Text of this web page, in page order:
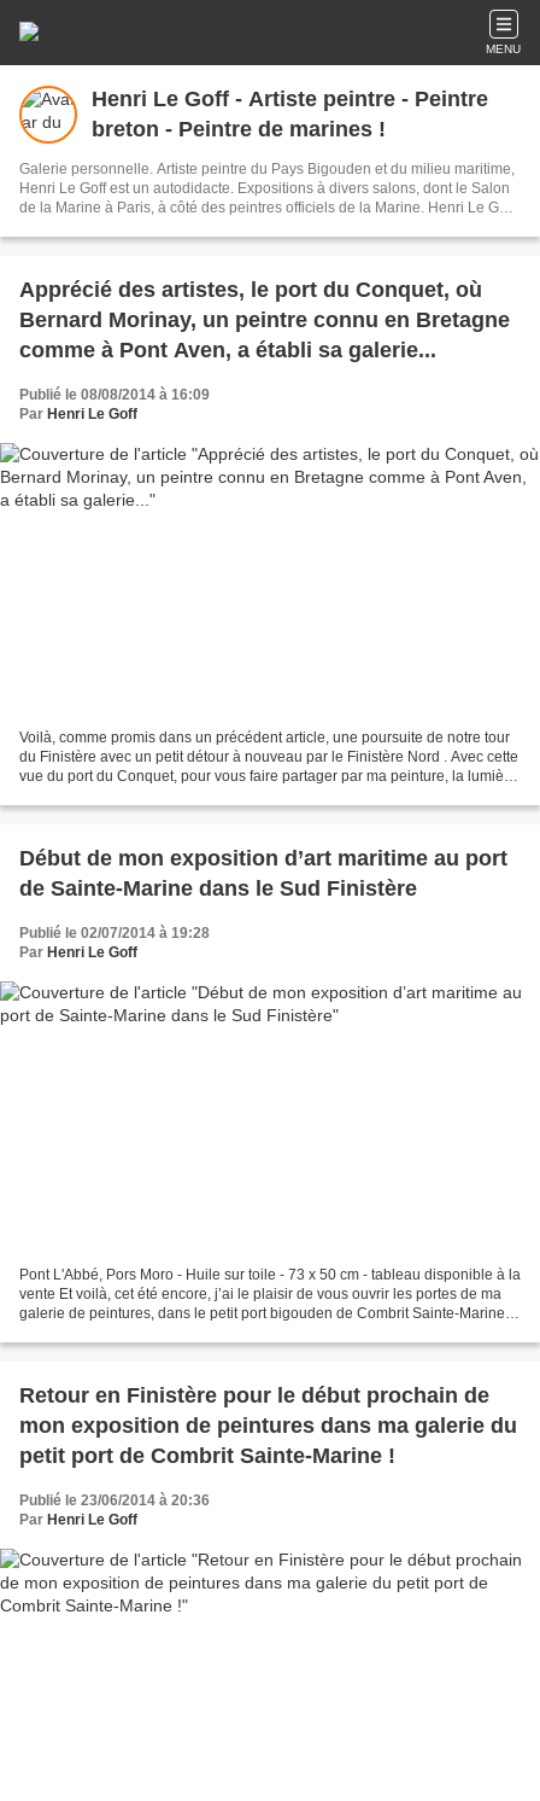
MENU
Henri Le Goff - Artiste peintre - Peintre
breton - Peintre de marines !
Galerie personnelle. Artiste peintre du Pays Bigouden et du milieu maritime,
Henri Le Goff est un autodidacte. Expositions à divers salons, dont le Salon
de la Marine à Paris, à côté des peintres officiels de la Marine. Henri Le Goff
d'Or de la société académique ARTS - SCIENCES - LETTRES. Siret : 427
Apprécié des artistes, le port du Conquet, où
Bernard Morinay, un peintre connu en Bretagne
comme à Pont Aven, a établi sa galerie...
Publié le 08/08/2014 à 16:09
Par Henri Le Goff
Voilà, comme promis dans un précédent article, une poursuite de notre tour
du Finistère avec un petit détour à nouveau par le Finistère Nord . Avec cette
vue du port du Conquet, pour vous faire partager par ma peinture, la lumière
Début de mon exposition d’art maritime au port
de Sainte-Marine dans le Sud Finistère
Publié le 02/07/2014 à 19:28
Par Henri Le Goff
Pont L'Abbé, Pors Moro - Huile sur toile - 73 x 50 cm - tableau disponible à la
vente Et voilà, cet été encore, j’ai le plaisir de vous ouvrir les portes de ma
galerie de peintures, dans le petit port bigouden de Combrit Sainte-Marine
Retour en Finistère pour le début prochain de
mon exposition de peintures dans ma galerie du
petit port de Combrit Sainte-Marine !
Publié le 23/06/2014 à 20:36
Par Henri Le Goff